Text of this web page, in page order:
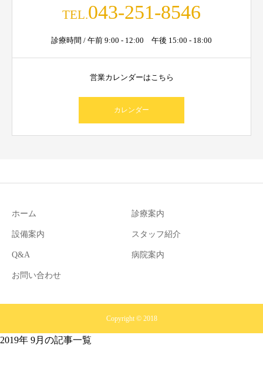
TEL.043-251-8546
診療時間 / 午前 9:00 - 12:00 午後 15:00 - 18:00
営業カレンダーはこちら
カレンダー
ホーム 診療案内
設備案内 スタッフ紹介
Q&A 病院案内
お問い合わせ
Copyright © 2018
2019年 9月の記事一覧